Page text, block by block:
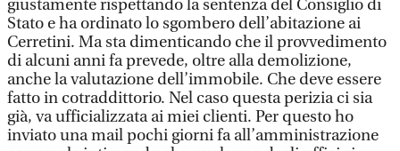
giustamente rispettando la sentenza del Consiglio di
Stato e ha ordinato lo sgombero dell’abitazione ai
Cerretini. Ma sta dimenticando che il provvedimento
di alcuni anni fa prevede, oltre alla demolizione,
anche la valutazione dell’immobile. Che deve essere
fatto in cotraddittorio. Nel caso questa perizia ci sia
già, va ufficializzata ai miei clienti. Per questo ho
inviato una mail pochi giorni fa all’amministrazione